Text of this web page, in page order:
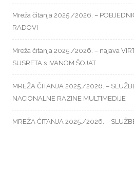
Mreža čitanja 2025./2026. –
RADOVI
Mreža čitanja 2025./2026. – najava
SUSRETA s IVANOM ŠOJAT
MREŽA ČITANJA 2025./2026. –
NACIONALNE RAZINE MULTIMEDIJE
MREŽA ČITANJA 2025./2026. –